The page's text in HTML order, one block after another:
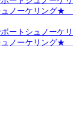
☆